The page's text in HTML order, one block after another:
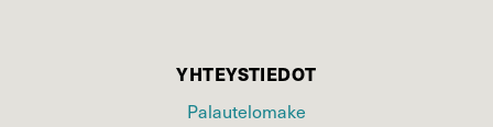
YHTEYSTIEDOT
Palautelomake